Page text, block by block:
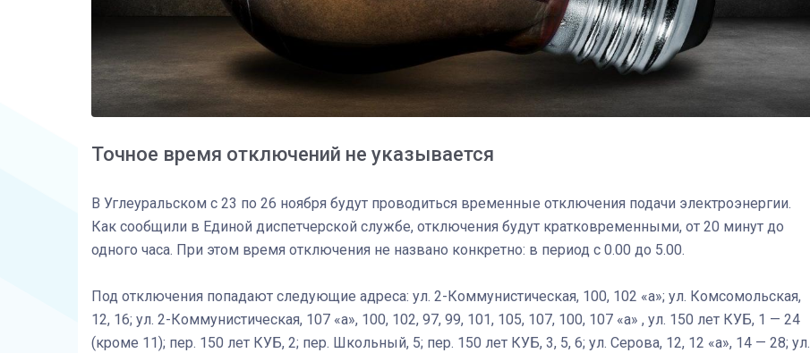
Точное время отключений не указывается
В Углеуральском с 23 по 26 ноября будут проводиться временные отключения подачи электроэнергии.
Как сообщили в Единой диспетчерской службе, отключения будут кратковременными, от 20 минут до
одного часа. При этом время отключения не названо конкретно: в период с 0.00 до 5.00.
Под отключения попадают следующие адреса: ул. 2-Коммунистическая, 100, 102 «а»; ул. Комсомольская,
12, 16; ул. 2-Коммунистическая, 107 «а», 100, 102, 97, 99, 101, 105, 107, 100, 107 «а» , ул. 150 лет КУБ, 1 — 24
(кроме 11); пер. 150 лет КУБ, 2; пер. Школьный, 5; пер. 150 лет КУБ, 3, 5, 6; ул. Серова, 12, 12 «а», 14 — 28; ул.
03 4 октября 2025